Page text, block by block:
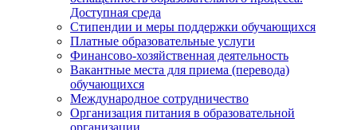
Доступная среда
Стипендии и меры поддержки обучающихся
Платные образовательные услуги
Финансово-хозяйственная деятельность
Вакантные места для приема (перевода)
обучающихся
Международное сотрудничество
Организация питания в образовательной
организации